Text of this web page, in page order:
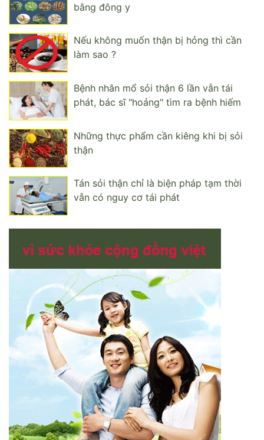
bằng đông y
Nếu không muốn thận bị hỏng thì cần
làm sao ?
Bệnh nhân mổ sỏi thận 6 lần vẫn tái
phát, bác sĩ "hoảng" tìm ra bệnh hiếm
Những thực phẩm cần kiêng khi bị sỏi
thận
Tán sỏi thận chỉ là biện pháp tạm thời
vẫn có nguy cơ tái phát